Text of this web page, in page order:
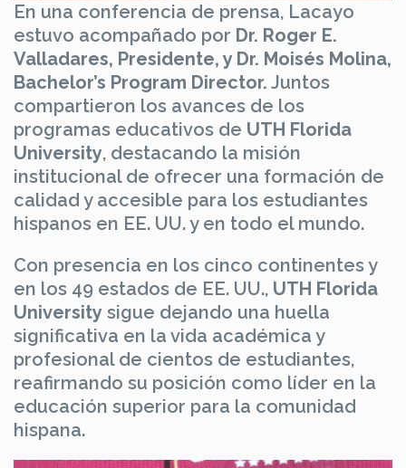
En una conferencia de prensa, Lacayo
estuvo acompañado por Dr. Roger E.
Valladares, Presidente, y Dr. Moisés Molina,
Bachelor’s Program Director. Juntos
compartieron los avances de los
programas educativos de UTH Florida
University, destacando la misión
institucional de ofrecer una formación de
calidad y accesible para los estudiantes
hispanos en EE. UU. y en todo el mundo.
Con presencia en los cinco continentes y
en los 49 estados de EE. UU., UTH Florida
University sigue dejando una huella
significativa en la vida académica y
profesional de cientos de estudiantes,
reafirmando su posición como líder en la
educación superior para la comunidad
hispana.